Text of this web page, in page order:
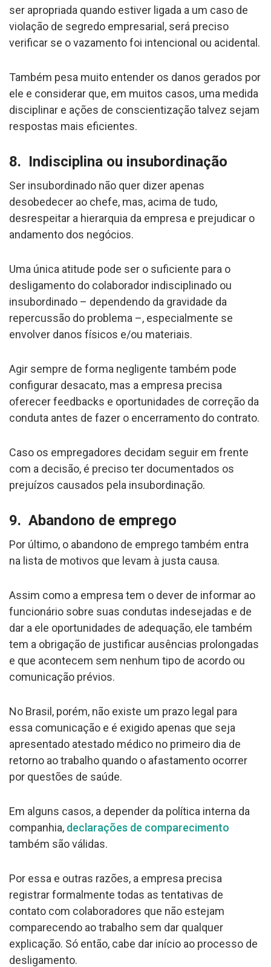
ser apropriada quando estiver ligada a um caso de
violação de segredo empresarial, será preciso
verificar se o vazamento foi intencional ou acidental.
Também pesa muito entender os danos gerados por
ele e considerar que, em muitos casos, uma medida
disciplinar e ações de conscientização talvez sejam
respostas mais eficientes.
8. Indisciplina ou insubordinação
Ser insubordinado não quer dizer apenas
desobedecer ao chefe, mas, acima de tudo,
desrespeitar a hierarquia da empresa e prejudicar o
andamento dos negócios.
Uma única atitude pode ser o suficiente para o
desligamento do colaborador indisciplinado ou
insubordinado – dependendo da gravidade da
repercussão do problema –, especialmente se
envolver danos físicos e/ou materiais.
Agir sempre de forma negligente também pode
configurar desacato, mas a empresa precisa
oferecer feedbacks e oportunidades de correção da
conduta antes de fazer o encerramento do contrato.
Caso os empregadores decidam seguir em frente
com a decisão, é preciso ter documentados os
prejuízos causados pela insubordinação.
9. Abandono de emprego
Por último, o abandono de emprego também entra
na lista de motivos que levam à justa causa.
Assim como a empresa tem o dever de informar ao
funcionário sobre suas condutas indesejadas e de
dar a ele oportunidades de adequação, ele também
tem a obrigação de justificar ausências prolongadas
e que acontecem sem nenhum tipo de acordo ou
comunicação prévios.
No Brasil, porém, não existe um prazo legal para
essa comunicação e é exigido apenas que seja
apresentado atestado médico no primeiro dia de
retorno ao trabalho quando o afastamento ocorrer
por questões de saúde.
Em alguns casos, a depender da política interna da
companhia, declarações de comparecimento
também são válidas.
Por essa e outras razões, a empresa precisa
registrar formalmente todas as tentativas de
contato com colaboradores que não estejam
comparecendo ao trabalho sem dar qualquer
explicação. Só então, cabe dar início ao processo de
desligamento.